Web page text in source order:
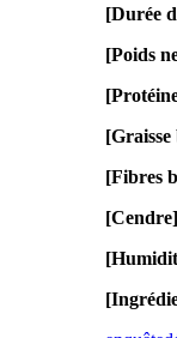
[Durée
[Poids
[Fibres